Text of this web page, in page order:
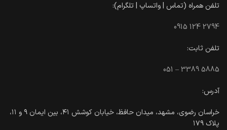
تلفن همراه (تماس | واتساپ | تلگرام):
0915 124 2794
تلفن ثابت:
051 – 3389 5885
آدرس:
خراسان رضوی، مشهد، میدان حافظ، خیابان کوشش ۴۱، بین ایمان ۹ و ۱۱،
پلاک ۱۷۹